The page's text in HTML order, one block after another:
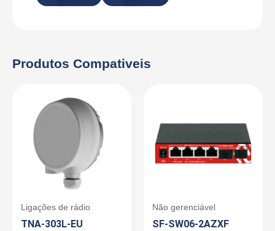
Produtos Compativeis
Ligações de rádio
TNA-303L-EU
Não gerenciável
SF-SW06-2AZXF